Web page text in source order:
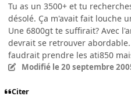
Tu as un 3500+ et tu
désolé. Ça m'avait fait louche
Une 6800gt te suffirait? Avec
devrait se retrouver
faudrait prendre les ati850
Modifié le 20 septembre
Citer